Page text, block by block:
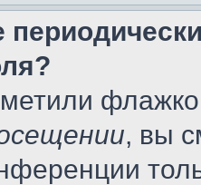
, вы